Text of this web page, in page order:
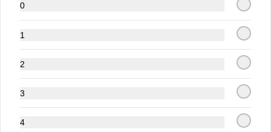
Plato Fondos Pollos(Chicken)
0
1
2
3
4